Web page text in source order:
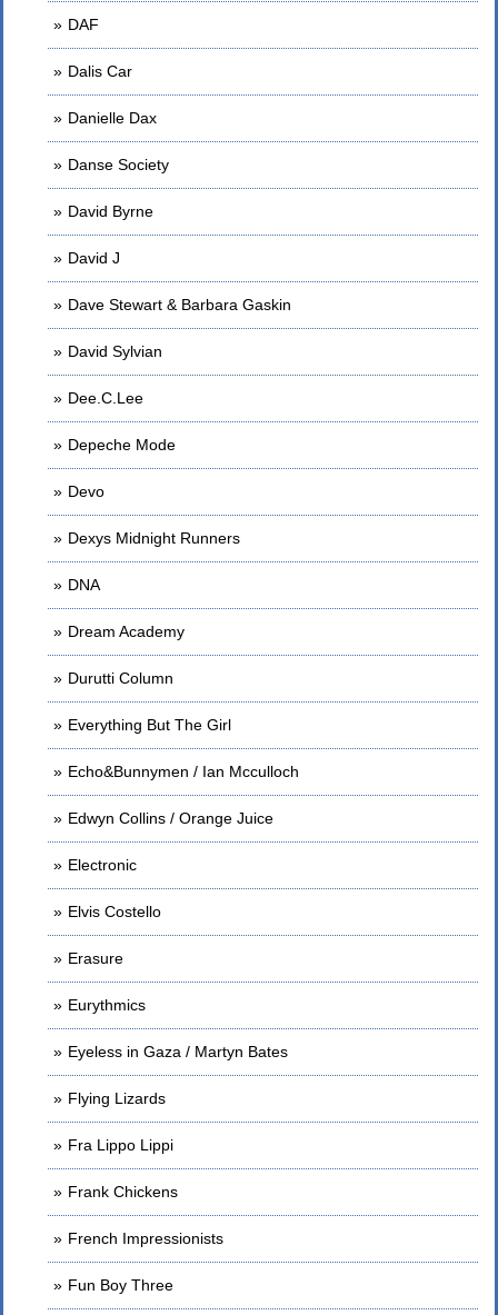
DAF
Dalis Car
Danielle Dax
Danse Society
David Byrne
David J
Dave Stewart & Barbara Gaskin
David Sylvian
Dee.C.Lee
Depeche Mode
Devo
Dexys Midnight Runners
DNA
Dream Academy
Durutti Column
Everything But The Girl
Echo&Bunnymen / Ian Mcculloch
Edwyn Collins / Orange Juice
Electronic
Elvis Costello
Erasure
Eurythmics
Eyeless in Gaza / Martyn Bates
Flying Lizards
Fra Lippo Lippi
Frank Chickens
French Impressionists
Fun Boy Three